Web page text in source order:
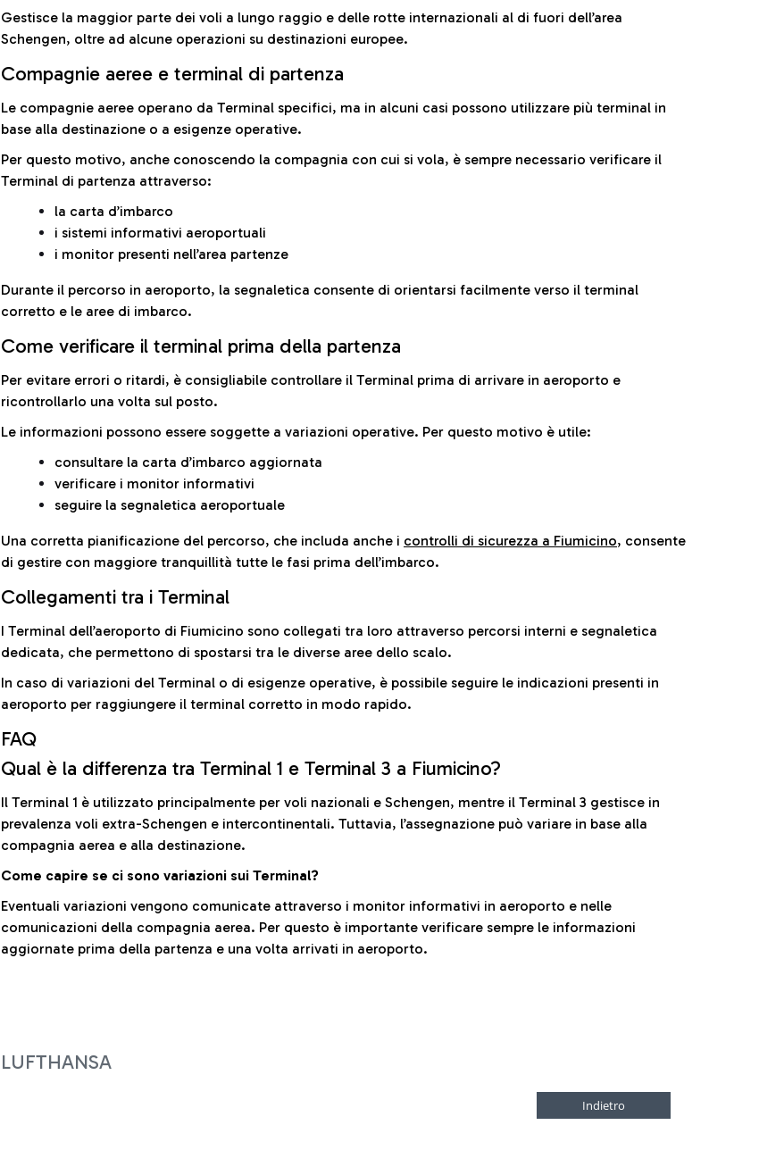
Gestisce la maggior parte dei voli a lungo raggio e delle rotte internazionali al di fuori dell’area
Schengen, oltre ad alcune operazioni su destinazioni europee.
Compagnie aeree e terminal di partenza
Le compagnie aeree operano da Terminal specifici, ma in alcuni casi possono utilizzare più terminal in
base alla destinazione o a esigenze operative.
Per questo motivo, anche conoscendo la compagnia con cui si vola, è sempre necessario verificare il
Terminal di partenza attraverso:
la carta d’imbarco
i sistemi informativi aeroportuali
i monitor presenti nell’area partenze
Durante il percorso in aeroporto, la segnaletica consente di orientarsi facilmente verso il terminal
corretto e le aree di imbarco.
Come verificare il terminal prima della partenza
Per evitare errori o ritardi, è consigliabile controllare il Terminal prima di arrivare in aeroporto e
ricontrollarlo una volta sul posto.
Le informazioni possono essere soggette a variazioni operative. Per questo motivo è utile:
consultare la carta d’imbarco aggiornata
verificare i monitor informativi
seguire la segnaletica aeroportuale
Una corretta pianificazione del percorso, che includa anche i controlli di sicurezza a Fiumicino, consente
di gestire con maggiore tranquillità tutte le fasi prima dell’imbarco.
Collegamenti tra i Terminal
I Terminal dell’aeroporto di Fiumicino sono collegati tra loro attraverso percorsi interni e segnaletica
dedicata, che permettono di spostarsi tra le diverse aree dello scalo.
In caso di variazioni del Terminal o di esigenze operative, è possibile seguire le indicazioni presenti in
aeroporto per raggiungere il terminal corretto in modo rapido.
FAQ
Qual è la differenza tra Terminal 1 e Terminal 3 a Fiumicino?
Il Terminal 1 è utilizzato principalmente per voli nazionali e Schengen, mentre il Terminal 3 gestisce in
prevalenza voli extra-Schengen e intercontinentali. Tuttavia, l’assegnazione può variare in base alla
compagnia aerea e alla destinazione.
Come capire se ci sono variazioni sui Terminal?
Eventuali variazioni vengono comunicate attraverso i monitor informativi in aeroporto e nelle
comunicazioni della compagnia aerea. Per questo è importante verificare sempre le informazioni
aggiornate prima della partenza e una volta arrivati in aeroporto.
LUFTHANSA